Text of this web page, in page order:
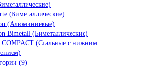
(Биметаллические)
(Алюминиевые)
Bimetall (Биметаллические)
(Стальные с нижним
(9)